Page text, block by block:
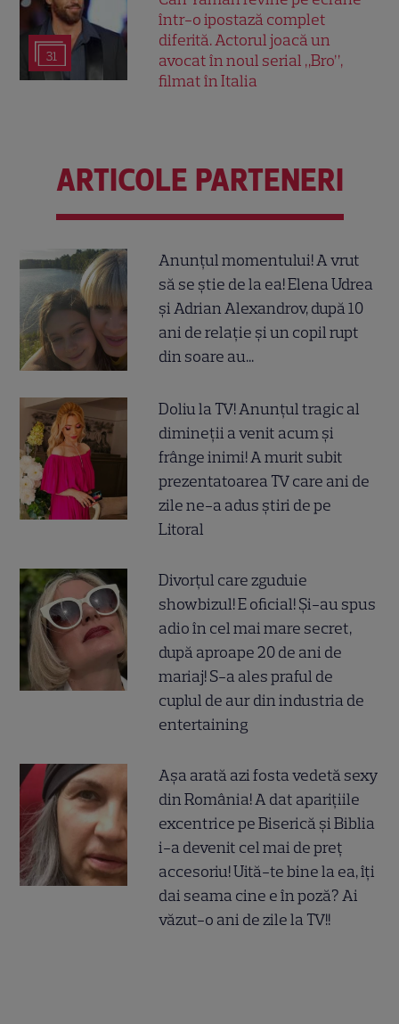
31
într-o ipostază complet
diferită. Actorul joacă un
avocat în noul serial „Bro”,
filmat în Italia
ARTICOLE PARTENERI
Anunțul momentului! A vrut
să se știe de la ea! Elena Udrea
și Adrian Alexandrov, după 10
ani de relație și un copil rupt
din soare au...
Doliu la TV! Anunțul tragic al
dimineții a venit acum și
frânge inimi! A murit subit
prezentatoarea TV care ani de
zile ne-a adus știri de pe
Litoral
Divorțul care zguduie
showbizul! E oficial! Și-au spus
adio în cel mai mare secret,
după aproape 20 de ani de
mariaj! S-a ales praful de
cuplul de aur din industria de
entertaining
Așa arată azi fosta vedetă sexy
din România! A dat aparițiile
excentrice pe Biserică și Biblia
i-a devenit cel mai de preț
accesoriu! Uită-te bine la ea, îți
dai seama cine e în poză? Ai
văzut-o ani de zile la TV!!